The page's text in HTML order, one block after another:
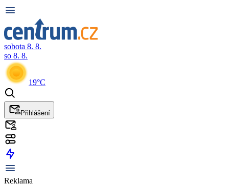
sobota 8. 8.
so 8. 8.
19°C
Přihlášení
Reklama